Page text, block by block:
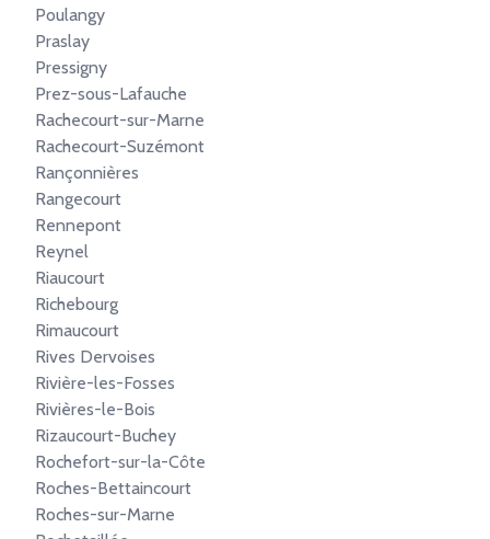
Poulangy
Praslay
Pressigny
Prez-sous-Lafauche
Rachecourt-sur-Marne
Rachecourt-Suzémont
Rançonnières
Rangecourt
Rennepont
Reynel
Riaucourt
Richebourg
Rimaucourt
Rives Dervoises
Rivière-les-Fosses
Rivières-le-Bois
Rizaucourt-Buchey
Rochefort-sur-la-Côte
Roches-Bettaincourt
Roches-sur-Marne